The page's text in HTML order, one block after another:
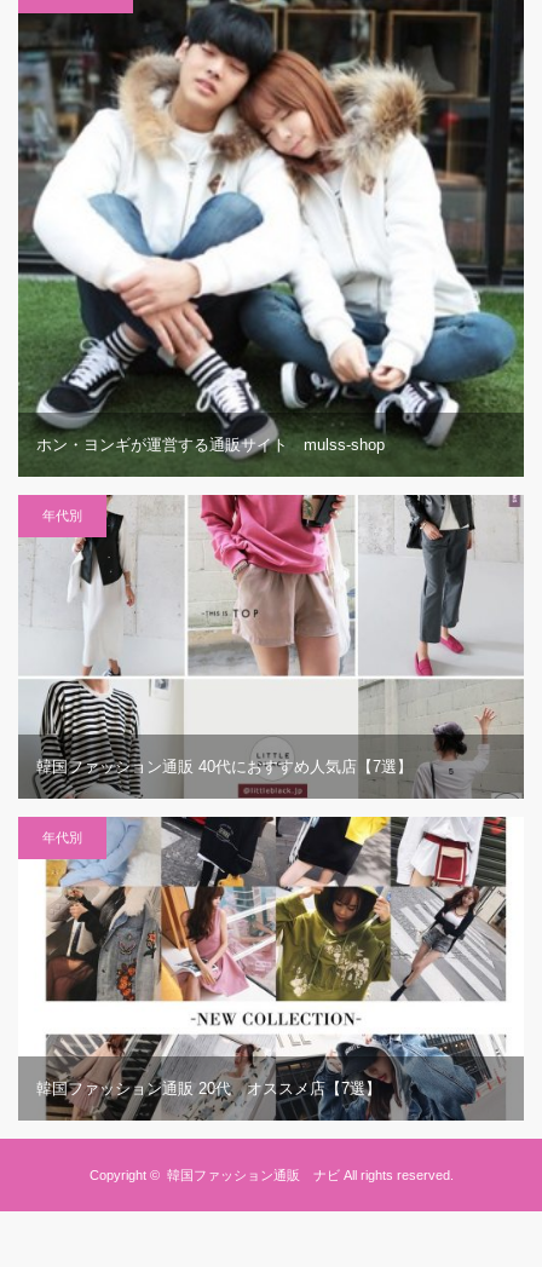
ホン・ヨンギが運営する通販サイト mulss-shop
年代別
韓国ファッション通販 40代におすすめ人気店【7選】
年代別
韓国ファッション通販 20代 オススメ店【7選】
Copyright © 韓国ファッション通販 ナビAll rights reserved.